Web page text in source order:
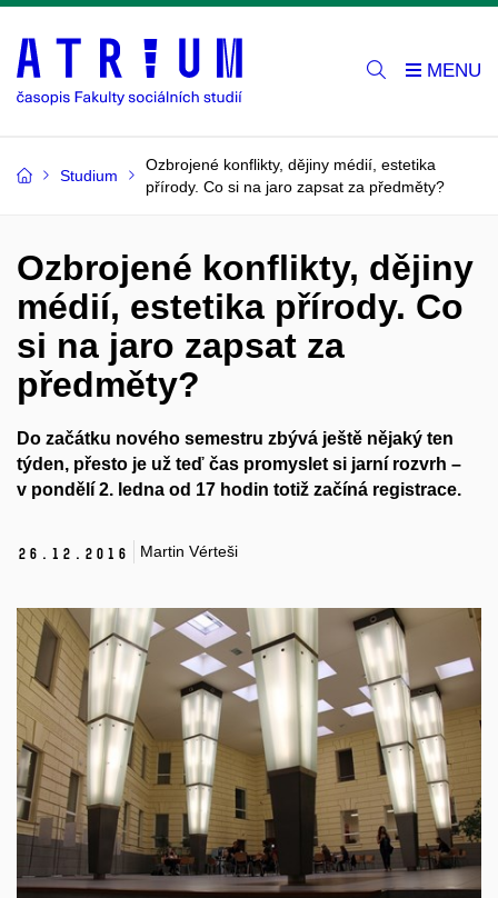
Studium
Ozbrojené konflikty, dějiny médií, estetika
přírody. Co si na jaro zapsat za předměty?
Ozbrojené konflikty, dějiny
médií, estetika přírody. Co
si na jaro zapsat za
předměty?
Do začátku nového semestru zbývá ještě nějaký ten
týden, přesto je už teď čas promyslet si jarní rozvrh –
v pondělí 2. ledna od 17 hodin totiž začíná registrace.
26. 12. 2016 Martin Vérteši